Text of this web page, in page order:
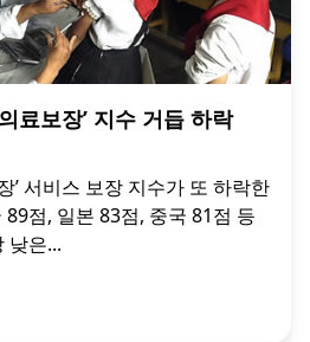
료보장’ 지수 거듭 하락
’ 서비스 보장 지수가 또 하락한
점, 일본 83점, 중국 81점 등
낮은...